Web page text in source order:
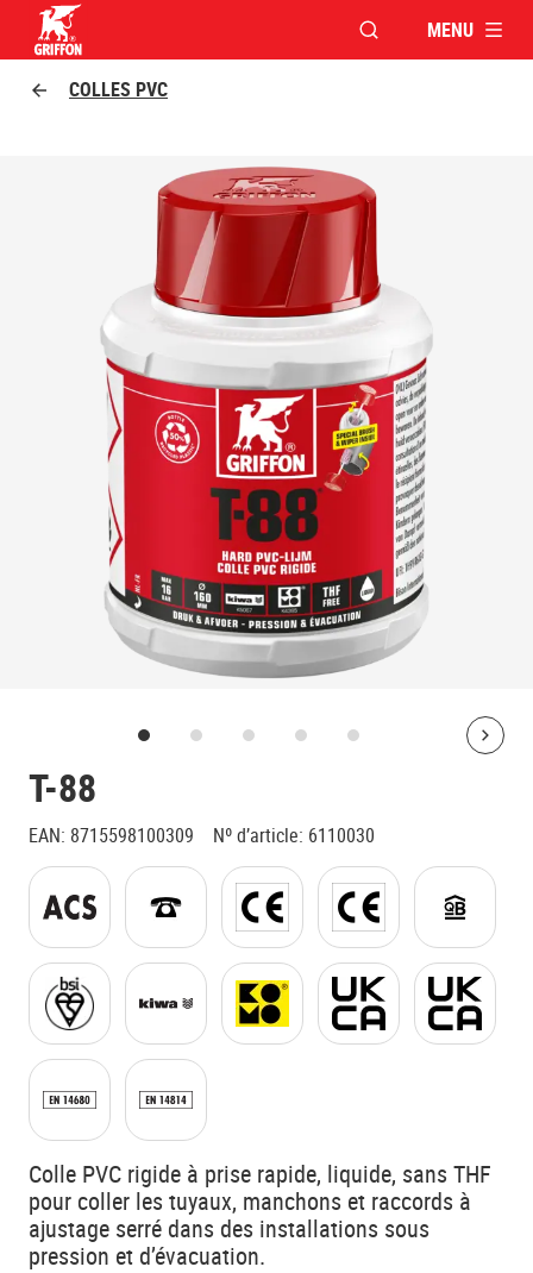
OUVRIR LAMENU
COLLES PVC
T-88
EAN: 8715598100309 Nº d’article: 6110030
Colle PVC rigide à prise rapide, liquide, sans THF
pour coller les tuyaux, manchons et raccords à
ajustage serré dans des installations sous
pression et d’évacuation.